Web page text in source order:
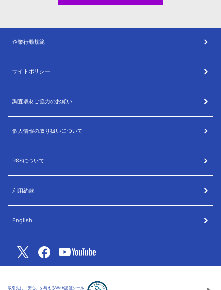
企業行動規範
サイトポリシー
調査取材ご協力のお願い
個人情報の取り扱いについて
RSSについて
利用約款
English
取引先に「安心」を与えるWeb認証シール